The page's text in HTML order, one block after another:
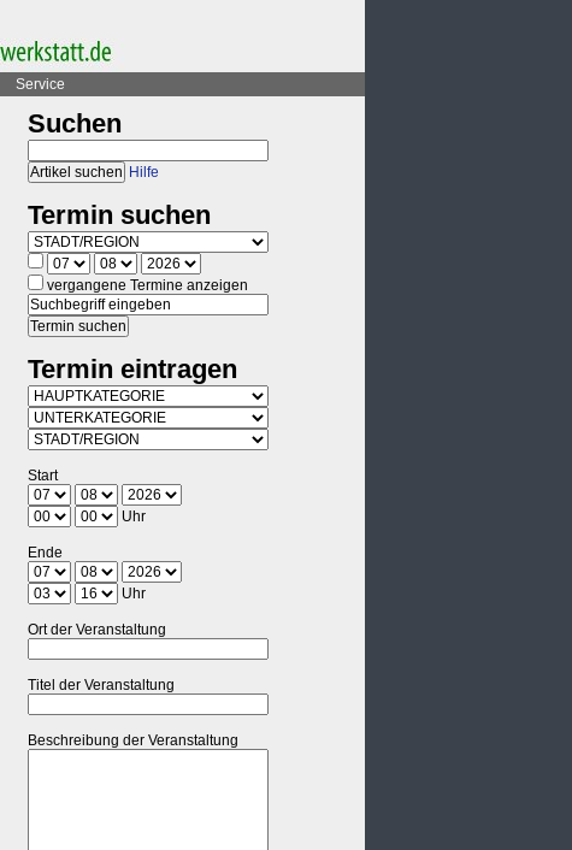
Service
Suchen
Hilfe
Termin suchen
vergangene Termine anzeigen
Termin eintragen
Start
Uhr
Ende
Uhr
Ort der Veranstaltung
Titel der Veranstaltung
Beschreibung der Veranstaltung